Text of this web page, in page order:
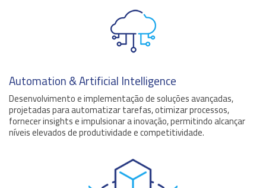
Automation & Artificial Intelligence
Desenvolvimento e implementação de soluções avançadas,
projetadas para automatizar tarefas, otimizar processos,
fornecer insights e impulsionar a inovação, permitindo alcançar
níveis elevados de produtividade e competitividade.